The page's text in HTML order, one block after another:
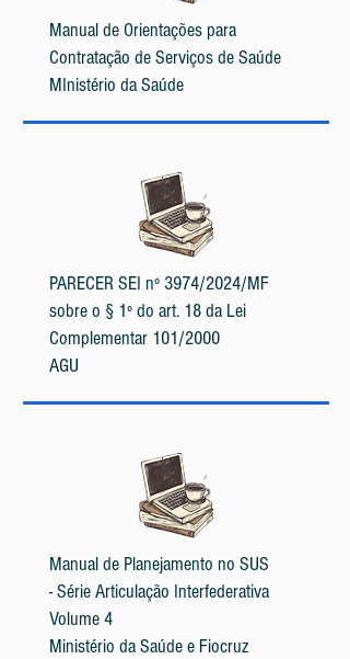
Manual de Orientações para
Contratação de Serviços de Saúde
MInistério da Saúde
PARECER SEI nº 3974/2024/MF
sobre o § 1º do art. 18 da Lei
Complementar 101/2000
AGU
Manual de Planejamento no SUS
-Série Articulação Interfederativa
Volume 4
Ministério da Saúde e Fiocruz